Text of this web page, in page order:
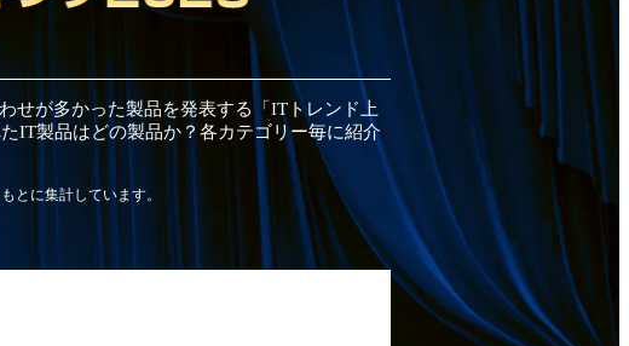
せが多かった製品を発表する「ITトレンド上
IT製品はどの製品か？各カテゴリー毎に紹介
とに集計しています。